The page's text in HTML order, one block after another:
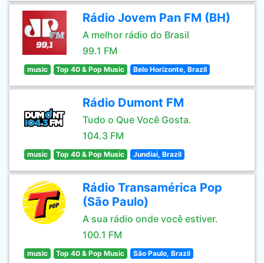
Rádio Jovem Pan FM (BH)
A melhor rádio do Brasil
99.1 FM
music Top 40 & Pop Music Belo Horizonte, Brazil
Rádio Dumont FM
Tudo o Que Você Gosta.
104.3 FM
music Top 40 & Pop Music Jundiai, Brazil
Rádio Transamérica Pop
(São Paulo)
A sua rádio onde você estiver.
100.1 FM
music Top 40 & Pop Music São Paulo, Brazil